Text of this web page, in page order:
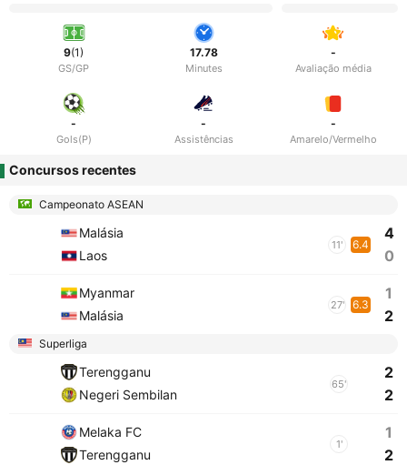
9(1)
GS/GP
17.78
Minutes
-
Avaliação média
-
Gols(P)
-
Assistências
-
Amarelo/Vermelho
Concursos recentes
Campeonato ASEAN
Malásia
Laos
11' 6.4
4
0
Myanmar
Malásia
27' 6.3
1
2
Superliga
Terengganu
Negeri Sembilan
65'
2
2
Melaka FC
Terengganu
1'
1
2